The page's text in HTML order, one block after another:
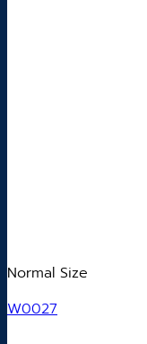
Normal Size
W0027